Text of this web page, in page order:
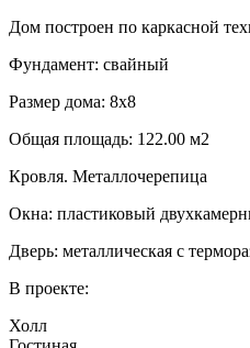
Дом построен по каркасной
Фундамент: свайный
Размер дома: 8х8
Общая площадь: 122.00 м2
Кровля. Металлочерепица
Окна: пластиковый
Дверь: металлическая с
В проекте:
Холл